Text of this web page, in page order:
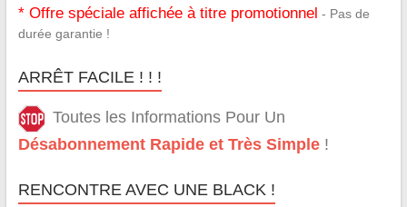
* Offre spéciale affichée à titre promotionnel - Pas de
durée garantie !
ARRÊT FACILE ! ! !
Toutes les Informations Pour Un
Désabonnement Rapide et Très Simple!
RENCONTRE AVEC UNE BLACK !